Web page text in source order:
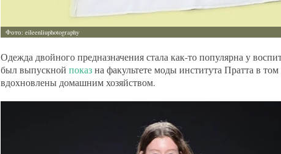
Одежда двойного предназначения стала как-то популярна у
был выпускной показна факультете моды института Пратта в
вдохновлены домашним хозяйством.